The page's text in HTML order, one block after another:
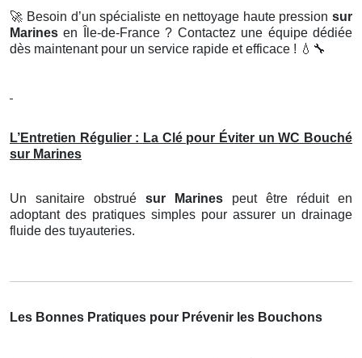
🚀 Besoin d’un spécialiste en nettoyage haute pressionsur
Marinesen Île-de-France ? Contactez une équipe dédiée
dès maintenant pour un service rapide et efficace ! 💧🔧
L’Entretien Régulier : La Clé pour Éviter un WC Bouché
sur Marines
Un sanitaire obstrué sur Marines peut être réduit en
adoptant des pratiques simples pour assurer un drainage
fluide des tuyauteries.
Les Bonnes Pratiques pour Prévenir les Bouchons